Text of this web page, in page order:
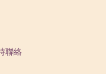
聯絡